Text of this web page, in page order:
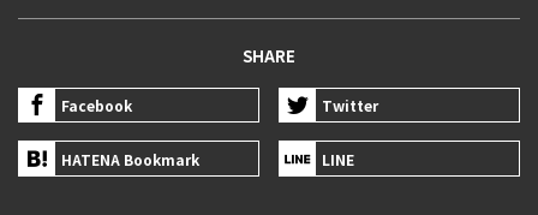
SHARE
Facebook Twitter
HATENA Bookmark LINE